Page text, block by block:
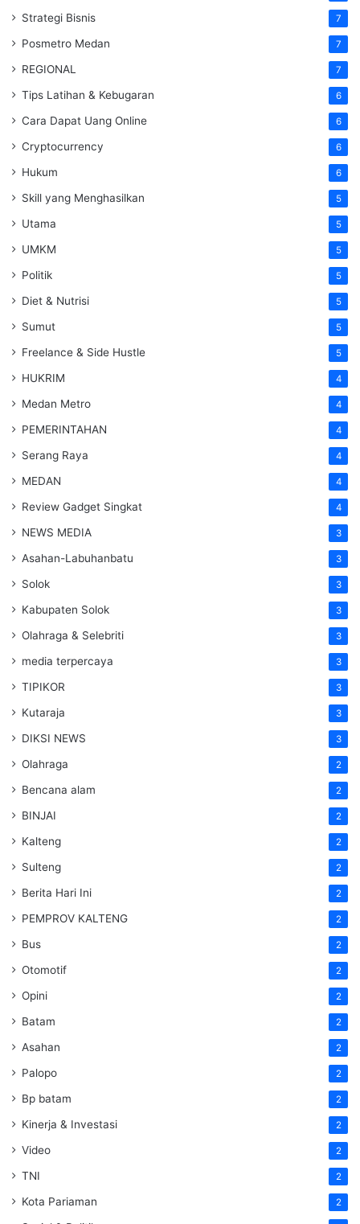
Strategi Bisnis 7
Posmetro Medan 7
REGIONAL 7
Tips Latihan & Kebugaran 6
Cara Dapat Uang Online 6
Cryptocurrency 6
Hukum 6
Skill yang Menghasilkan 5
Utama 5
UMKM 5
Politik 5
Diet & Nutrisi 5
Sumut 5
Freelance & Side Hustle 5
HUKRIM 4
Medan Metro 4
PEMERINTAHAN 4
Serang Raya 4
MEDAN 4
Review Gadget Singkat 4
NEWS MEDIA 3
Asahan-Labuhanbatu 3
Solok 3
Kabupaten Solok 3
Olahraga & Selebriti 3
media terpercaya 3
TIPIKOR 3
Kutaraja 3
DIKSI NEWS 3
Olahraga 2
Bencana alam 2
BINJAI 2
Kalteng 2
Sulteng 2
Berita Hari Ini 2
PEMPROV KALTENG 2
Bus 2
Otomotif 2
Opini 2
Batam 2
Asahan 2
Palopo 2
Bp batam 2
Kinerja & Investasi 2
Video 2
TNI 2
Kota Pariaman 2